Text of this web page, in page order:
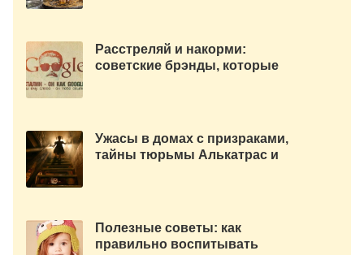
Расстреляй и накорми:
советские брэнды, которые
Ужасы в домах с призраками,
тайны тюрьмы Алькатрас и
Полезные советы: как
правильно воспитывать